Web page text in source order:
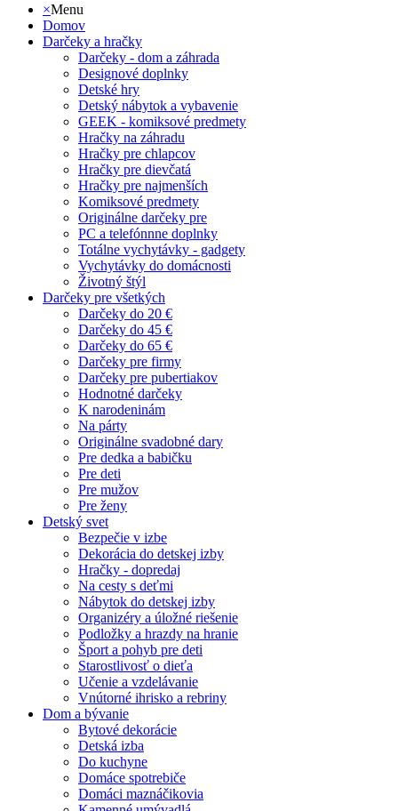
×Menu
Domov
Darčeky a hračky
Darčeky - dom a záhrada
Designové doplnky
Detské hry
Detský nábytok a vybavenie
GEEK - komiksové predmety
Hračky na záhradu
Hračky pre chlapcov
Hračky pre dievčatá
Hračky pre najmenších
Komiksové predmety
Originálne darčeky pre
PC a telefónnne doplnky
Totálne vychytávky - gadgety
Vychytávky do domácnosti
Životný štýl
Darčeky pre všetkých
Darčeky do 20 €
Darčeky do 45 €
Darčeky do 65 €
Darčeky pre firmy
Darčeky pre pubertiakov
Hodnotné darčeky
K narodeninám
Na párty
Originálne svadobné dary
Pre dedka a babičku
Pre deti
Pre mužov
Pre ženy
Detský svet
Bezpečie v izbe
Dekorácia do detskej izby
Hračky - dopredaj
Na cesty s deťmi
Nábytok do detskej izby
Organizéry a úložné riešenie
Podložky a hrazdy na hranie
Šport a pohyb pre deti
Starostlivosť o dieťa
Učenie a vzdelávanie
Vnútorné ihrisko a rebriny
Dom a bývanie
Bytové dekorácie
Detská izba
Do kuchyne
Domáce spotrebiče
Domáci maznáčikovia